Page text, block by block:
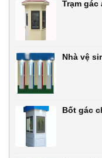
Trạm
Nhà vệ
Bốt gác